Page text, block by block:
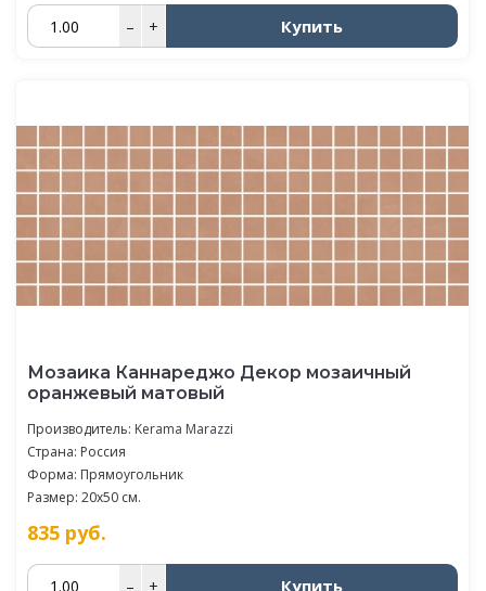
– + Купить
Мозаика Каннареджо Декор мозаичный
оранжевый матовый
Производитель: Kerama Marazzi
Страна: Россия
Форма: Прямоугольник
Размер: 20x50 см.
835 руб.
– + Купить